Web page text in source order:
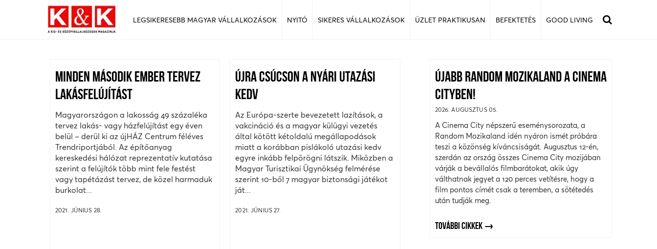
LEGSIKERESEBB MAGYAR VÁLLALKOZÁSOK NYITÓ SIKERES VÁLLALKOZÁSOK ÜZLET PRAKTIKUSAN BEFEKTETÉS GOOD LIVING
MINDEN MÁSODIK EMBER TERVEZ
LAKÁSFELÚJÍTÁST
Magyarországon a lakosság 49 százaléka
tervez lakás- vagy házfelújítást egy éven
belül – derül ki az újHÁZ Centrum féléves
Trendriportjából. Az építőanyag
kereskedési hálózat reprezentatív kutatása
szerint a felújítók több mint fele festést
vagy tapétázást tervez, de közel harmaduk
burkolat...
2021. JÚNIUS 28.
ÚJRA CSÚCSON A NYÁRI UTAZÁSI
KEDV
Az Európa-szerte bevezetett lazítások, a
vakcináció és a magyar külügyi vezetés
által kötött kétoldalú megállapodások
miatt a korábban pislákoló utazási kedv
egyre inkább felpörögni látszik. Miközben a
Magyar Turisztikai Ügynökség felmérése
szerint 10-ből 7 magyar biztonsági játékot
ját...
2021. JÚNIUS 27.
ÚJABB RANDOM MOZIKALAND A CINEMA
CITYBEN!
2026. AUGUSZTUS 05.
A Cinema City népszerű eseménysorozata, a
Random Mozikaland idén nyáron ismét próbára
teszi a közönség kíváncsiságát. Augusztus 12-én,
szerdán az ország összes Cinema City mozijában
várják a bevállalós filmbarátokat, akik úgy
válthatnak jegyet a 120 perces vetítésre, hogy a
film pontos címét csak a teremben, a sötétedés
után tudják meg.
TOVÁBBI CIKKEK